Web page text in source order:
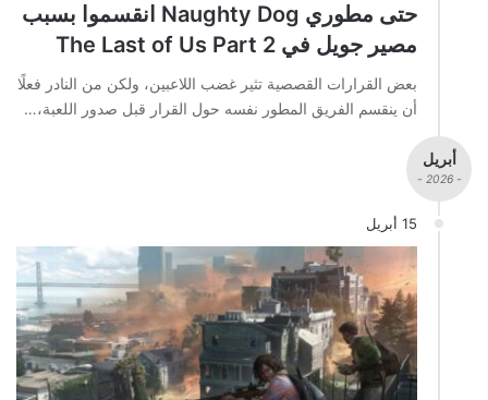
حتى مطوري Naughty Dog انقسموا بسبب
مصير جويل في The Last of Us Part 2
بعض القرارات القصصية تثير غضب اللاعبين، ولكن من النادر فعلًا
أن ينقسم الفريق المطور نفسه حول القرار قبل صدور اللعبة،…
أبريل
- 2026 -
15 أبريل